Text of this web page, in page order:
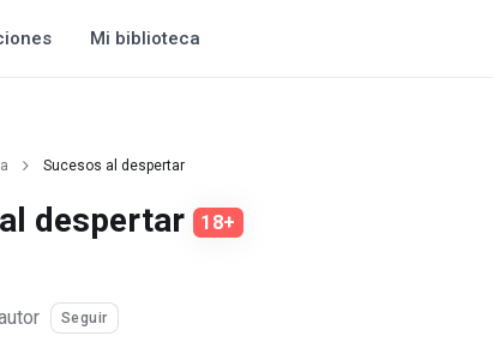
Mi biblioteca
Sucesos al despertar
despertar
18+
Seguir